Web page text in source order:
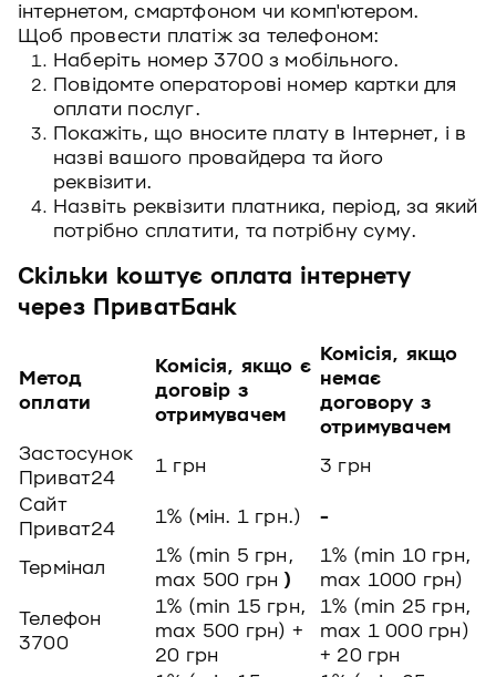
інтернетом, смартфоном чи комп'ютером.
Щоб провести платіж за телефоном:
Наберіть номер 3700 з мобільного.
Повідомте операторові номер картки для
оплати послуг.
Покажіть, що вносите плату в Інтернет, і в
назві вашого провайдера та його
реквізити.
Назвіть реквізити платника, період, за який
потрібно сплатити, та потрібну суму.
Скільки коштує оплата інтернету
через ПриватБанк
Метод
оплати
Комісія, якщо є
договір з
отримувачем
Комісія, якщо
немає
договору з
отримувачем
Застосунок
Приват24
1 грн
3 грн
Сайт
Приват24
1% (мін. 1 грн.) -
Термінал
1% (min 5 грн,
max 500 грн )
1% (min 10 грн,
max 1000 грн)
Телефон
3700
1% (min 15 грн,
max 500 грн) +
20 грн
1% (min 25 грн,
max 1 000 грн)
+ 20 грн